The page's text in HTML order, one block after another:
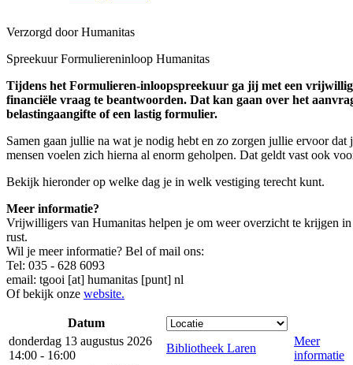
Verzorgd door Humanitas
Spreekuur Formuliereninloop Humanitas
Tijdens het Formulieren-inloopspreekuur ga jij met een
financiële vraag te beantwoorden. Dat kan gaan over het
belastingaangifte of een lastig formulier.
Samen gaan jullie na wat je nodig hebt en zo zorgen jullie ervoor
mensen voelen zich hierna al enorm geholpen. Dat geldt vast ook
Bekijk hieronder op welke dag je in welk vestiging terecht kunt.
Meer informatie?
Vrijwilligers van Humanitas helpen je om weer overzicht te krijgen
rust.
Wil je meer informatie? Bel of mail ons:
Tel: 035 - 628 6093
email: tgooi [at] humanitas [punt] nl
Of bekijk onze website.
Datum
donderdag 13 augustus 2026
14:00 - 16:00
Bibliotheek Laren
Meer
informatie